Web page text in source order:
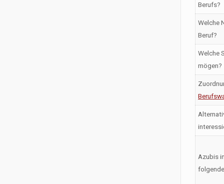
Berufs?
Welche
Beruf?
Welche
mögen?
Azubis